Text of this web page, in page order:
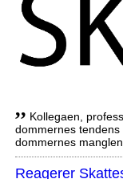
,, Kollegaen,
dommernes
dommernes
Reagerer